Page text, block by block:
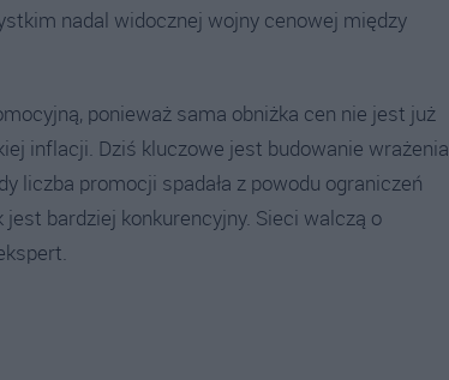
nadal widocznej wojny cenowej między
ponieważ sama obniżka cen nie jest już
inflacji. Dziś kluczowe jest budowanie wrażenia
liczba promocji spadała z powodu ograniczeń
bardziej konkurencyjny. Sieci walczą o